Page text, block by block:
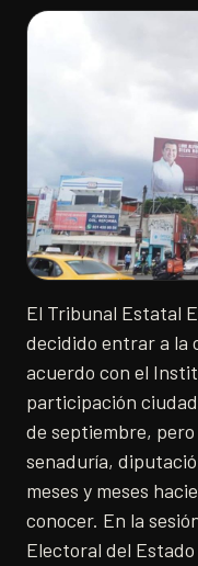
El Tribunal Estatal
decidido entrar a la
acuerdo con el
participación
de septiembre,
senaduría,
meses y meses
conocer. En la
Electoral del